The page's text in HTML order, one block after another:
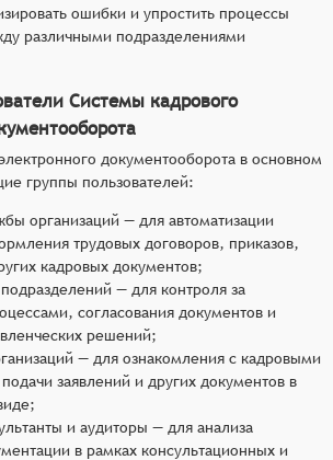
ошибки и упростить процессы
различными подразделениями
Системы кадрового
документооборота в основном
группы пользователей:
организаций — для автоматизации
трудовых договоров, приказов,
кадровых документов;
— для контроля за
согласования документов и
решений;
— для ознакомления с кадровыми
заявлений и других документов в
и аудиторы — для анализа
в рамках консультационных и